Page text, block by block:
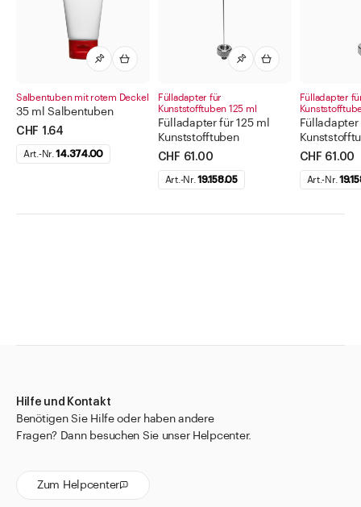
Salbentuben mit rotem Deckel
35 ml Salbentuben
CHF 1.64
Art.-Nr.14.374.00
Fülladapter für
Kunststofftuben 125 ml
Fülladapter für 125 ml
Kunststofftuben
CHF 61.00
Art.-Nr.19.158.05
Fülladapter
Fülladapter
CHF 61.00
Art.-Nr.
Hilfe und Kontakt
Benötigen Sie Hilfe oder haben andere
Fragen? Dann besuchen Sie unser Helpcenter.
Zum Helpcenter